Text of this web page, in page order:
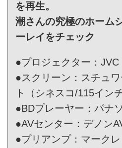
を再生。
潮さんの究極のホーム
ーレイをチェック
●プロジェクター：JVC
●スクリーン：スチュ
ト（シネスコ/115インチ
●BDプレーヤー：パナ
●AVセンター：デノン
●プリアンプ：マーク